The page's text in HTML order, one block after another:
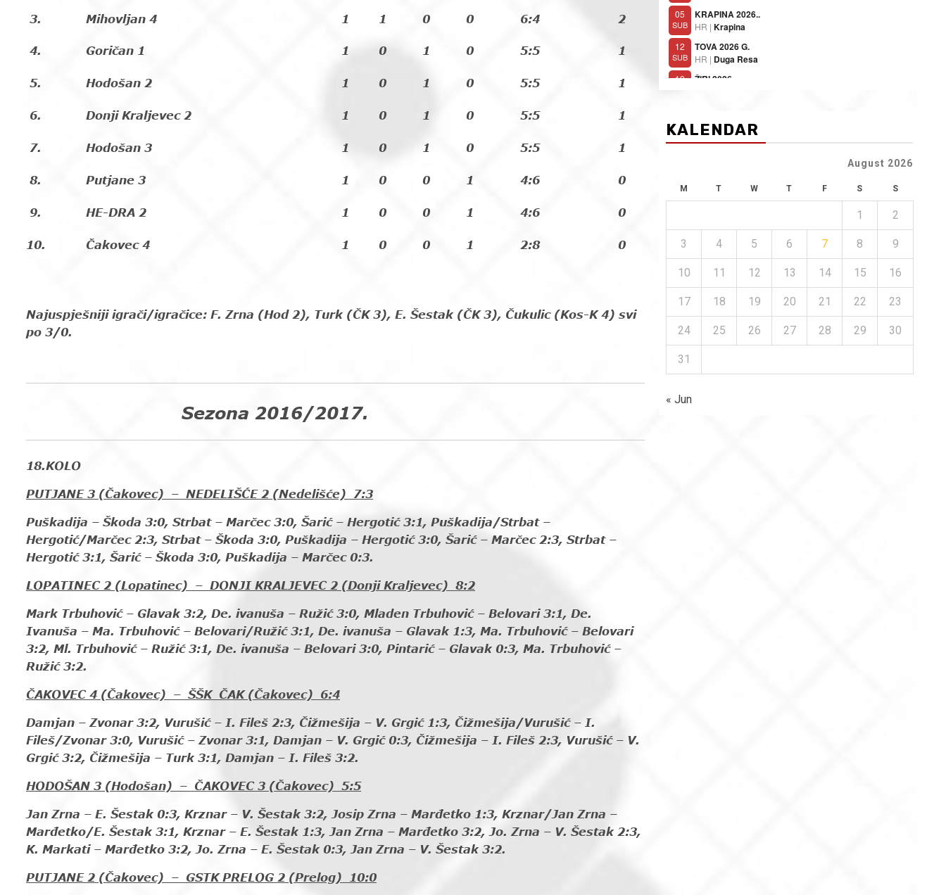
3. Mihovljan 4 1 1 0 0 6:4 2
4. Goričan 1 1 0 1 0 5:5 1
5. Hodošan 2 1 0 1 0 5:5 1
6. Donji Kraljevec 2 1 0 1 0 5:5 1
7. Hodošan 3 1 0 1 0 5:5 1
8. Putjane 3 1 0 0 1 4:6 0
9. HE-DRA 2 1 0 0 1 4:6 0
10. Čakovec 4 1 0 0 1 2:8 0
Najuspješniji igrači/igračice: F. Zrna (Hod 2), Turk (ČK 3), E. Šestak (ČK 3), Čukulic (Kos-K 4) svi
po 3/0.
Sezona 2016/2017.
18.KOLO
PUTJANE 3 (Čakovec) – NEDELIŠĆE 2 (Nedelišće) 7:3
Puškadija – Škoda 3:0, Strbat – Marčec 3:0, Šarić – Hergotić 3:1, Puškadija/Strbat –
Hergotić/Marčec 2:3, Strbat – Škoda 3:0, Puškadija – Hergotić 3:0, Šarić – Marčec 2:3, Strbat –
Hergotić 3:1, Šarić – Škoda 3:0, Puškadija – Marčec 0:3.
LOPATINEC 2 (Lopatinec) – DONJI KRALJEVEC 2 (Donji Kraljevec) 8:2
Mark Trbuhović – Glavak 3:2, De. ivanuša – Ružić 3:0, Mladen Trbuhović – Belovari 3:1, De.
Ivanuša – Ma. Trbuhović – Belovari/Ružić 3:1, De. ivanuša – Glavak 1:3, Ma. Trbuhović – Belovari
3:2, Ml. Trbuhović – Ružić 3:1, De. ivanuša – Belovari 3:0, Pintarić – Glavak 0:3, Ma. Trbuhović –
Ružić 3:2.
ČAKOVEC 4 (Čakovec) – ŠŠK ČAK (Čakovec) 6:4
Damjan – Zvonar 3:2, Vurušić – I. Fileš 2:3, Čižmešija – V. Grgić 1:3, Čižmešija/Vurušić – I.
Fileš/Zvonar 3:0, Vurušić – Zvonar 3:1, Damjan – V. Grgić 0:3, Čižmešija – I. Fileš 2:3, Vurušić – V.
Grgić 3:2, Čižmešija – Turk 3:1, Damjan – I. Fileš 3:2.
HODOŠAN 3 (Hodošan) – ČAKOVEC 3 (Čakovec) 5:5
Jan Zrna – E. Šestak 0:3, Krznar – V. Šestak 3:2, Josip Zrna – Marđetko 1:3, Krznar/Jan Zrna –
Marđetko/E. Šestak 3:1, Krznar – E. Šestak 1:3, Jan Zrna – Marđetko 3:2, Jo. Zrna – V. Šestak 2:3,
K. Markati – Marđetko 3:2, Jo. Zrna – E. Šestak 0:3, Jan Zrna – V. Šestak 3:2.
PUTJANE 2 (Čakovec) – GSTK PRELOG 2 (Prelog) 10:0
KALENDAR
August 2026
M T W T F S S
1 2
3 4 5 6 7 8 9
10 11 12 13 14 15 16
17 18 19 20 21 22 23
24 25 26 27 28 29 30
31
« Jun